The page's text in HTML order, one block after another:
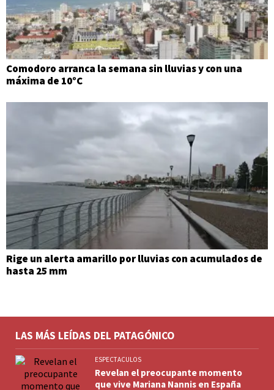
Comodoro arranca la semana sin lluvias y con una
máxima de 10°C
Rige un alerta amarillo por lluvias con acumulados de
hasta 25 mm
LAS MÁS LEÍDAS DEL PATAGÓNICO
ESPECTACULOS
Revelan el preocupante momento
que vive Mariana Nannis en España